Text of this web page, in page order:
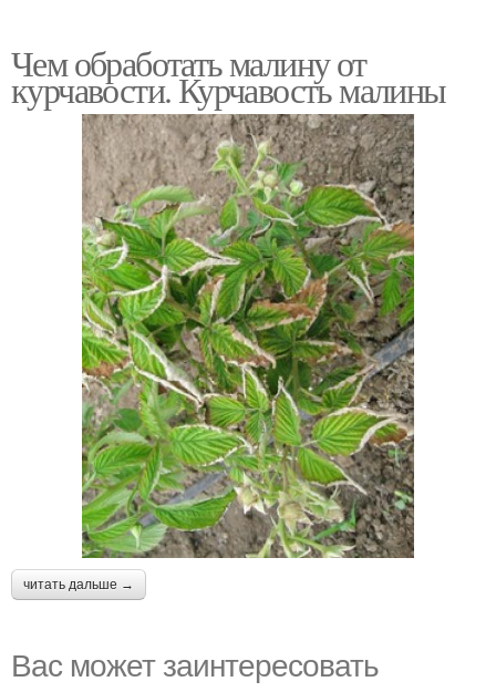
Чем обработать малину от
курчавости. Курчавость малины
читать дальше →
Вас может заинтересовать